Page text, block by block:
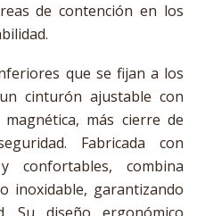
de contención en los
que se fijan a los
cinturón ajustable con
más cierre de
Fabricada con
confortables, combina
inoxidable, garantizando